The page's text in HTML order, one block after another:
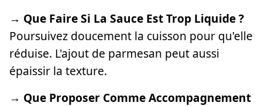
→ Que Faire Si La Sauce Est Trop Liquide ?
Poursuivez doucement la cuisson pour qu'elle
réduise. L'ajout de parmesan peut aussi
épaissir la texture.
→ Que Proposer Comme Accompagnement